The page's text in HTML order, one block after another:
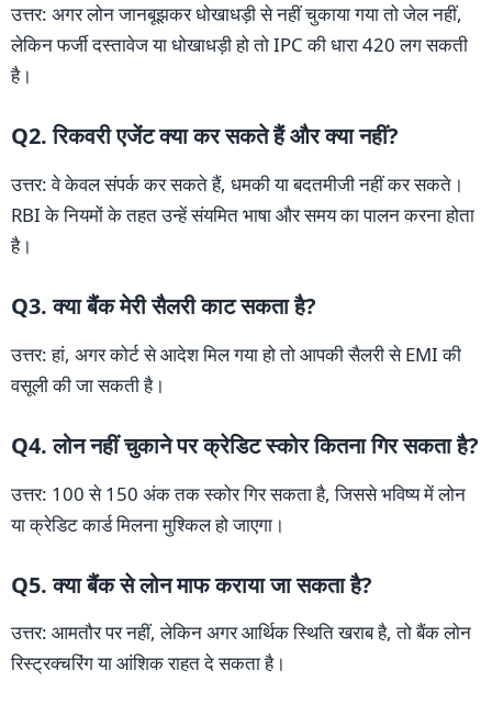
उत्तर: अगर लोन जानबूझकर धोखाधड़ी से नहीं चुकाया गया तो जेल नहीं,
लेकिन फर्जी दस्तावेज या धोखाधड़ी हो तो IPC की धारा 420 लग सकती
है।
Q2. रिकवरी एजेंट क्या कर सकते हैं और क्या नहीं?
उत्तर: वे केवल संपर्क कर सकते हैं, धमकी या बदतमीजी नहीं कर सकते।
RBI के नियमों के तहत उन्हें संयमित भाषा और समय का पालन करना होता
है।
Q3. क्या बैंक मेरी सैलरी काट सकता है?
उत्तर: हां, अगर कोर्ट से आदेश मिल गया हो तो आपकी सैलरी से EMI की
वसूली की जा सकती है।
Q4. लोन नहीं चुकाने पर क्रेडिट स्कोर कितना गिर सकता है?
उत्तर: 100 से 150 अंक तक स्कोर गिर सकता है, जिससे भविष्य में लोन
या क्रेडिट कार्ड मिलना मुश्किल हो जाएगा।
Q5. क्या बैंक से लोन माफ कराया जा सकता है?
उत्तर: आमतौर पर नहीं, लेकिन अगर आर्थिक स्थिति खराब है, तो बैंक लोन
रिस्ट्रक्चरिंग या आंशिक राहत दे सकता है।